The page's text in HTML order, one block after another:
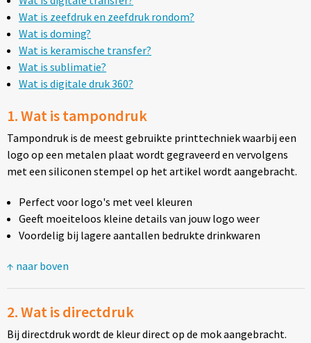
Fruitwaterflessen
Bidons
Bekende merken
Heupflessen
Bestek
Bij de koffie en thee
Fullcolour mokken bedrukken
Geschenksets
Wat is zeefdruk en zeefdruk rondom?
Wat is doming?
Wat is keramische transfer?
Wat is sublimatie?
Wat is digitale druk 360?
1. Wat is tampondruk
Tampondruk is de meest gebruikte printtechniek waarbij een
logo op een metalen plaat wordt gegraveerd en vervolgens
met een siliconen stempel op het artikel wordt aangebracht.
Perfect voor logo's met veel kleuren
Geeft moeiteloos kleine details van jouw logo weer
Voordelig bij lagere aantallen bedrukte drinkwaren
↑ naar boven
2. Wat is directdruk
Bij directdruk wordt de kleur direct op de mok aangebracht.